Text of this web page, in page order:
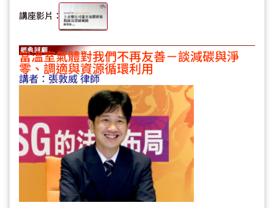
講座影片：
當溫室氣體對我們不再友善－談減碳與淨
零、調適與資源循環利用
講者：張敦威 律師